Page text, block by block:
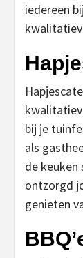
iedereen
bij je
als
de
ontzorgd
genieten